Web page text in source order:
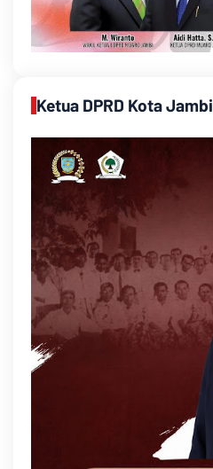
Ketua DPRD Kota Jambi